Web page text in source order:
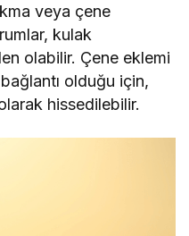
veya çene
kulak
olabilir. Çene eklemi
olduğu için,
hissedilebilir.